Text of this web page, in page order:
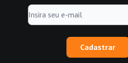
Cadastrar